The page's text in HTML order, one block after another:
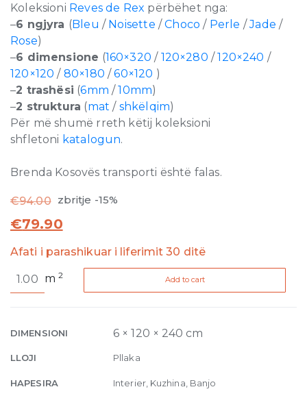
Koleksioni Reves de Rex përbëhet nga:
–6 ngjyra (Bleu / Noisette /Choco / Perle /Jade /
Rose)
–6 dimensione (160×320 / 120×280 /120×240 /
120×120/ 80×180/60×120 )
–2 trashësi (6mm/10mm)
–2 struktura (mat/ shkëlqim)
Për më shumë rreth këtij koleksioni
shfletoni katalogun.
Brenda Kosovës transporti është falas.
€94.00 zbritje -15%
€79.90
Afati i parashikuar i liferimit 30 ditë
de
Matte
120
x
m2 Add to cart
DIMENSIONI 6 × 120 × 240 cm
LLOJI Pllaka
HAPESIRA Interier, Kuzhina, Banjo